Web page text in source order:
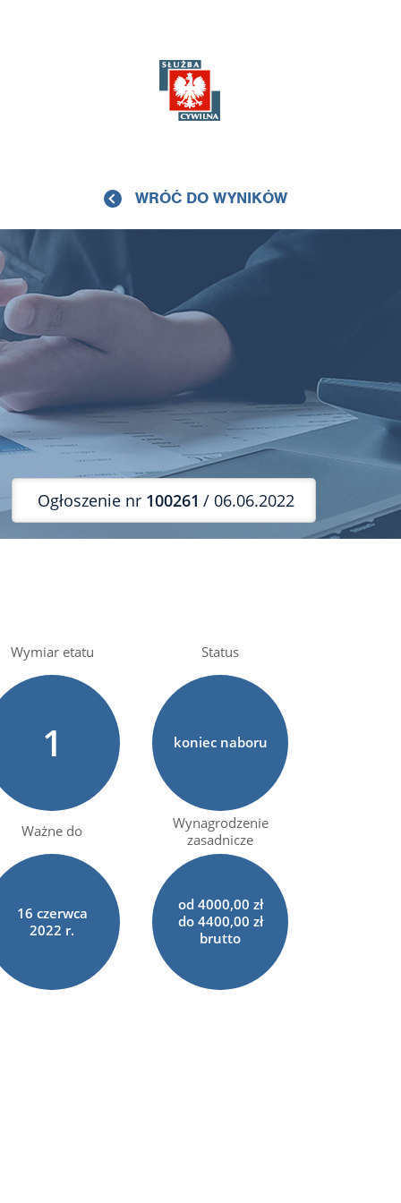
WRÓĆ DO WYNIKÓW
Ogłoszenie nr 100261 / 06.06.2022
Wymiar etatu
1
Status
koniec naboru
Ważne do
16 czerwca
2022 r.
Wynagrodzenie
zasadnicze
od 4000,00 zł
do 4400,00 zł
brutto